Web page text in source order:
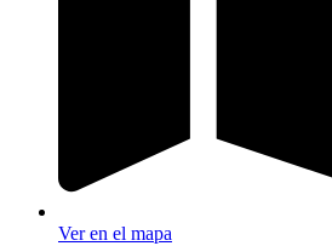
Ver en el mapa